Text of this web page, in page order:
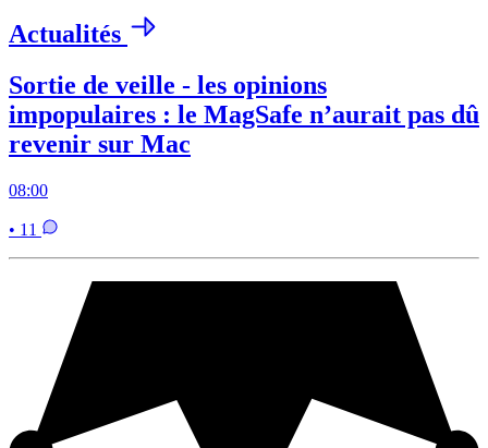
Actualités
Sortie de veille - les opinions
impopulaires : le MagSafe n’aurait pas dû
revenir sur Mac
08:00
• 11